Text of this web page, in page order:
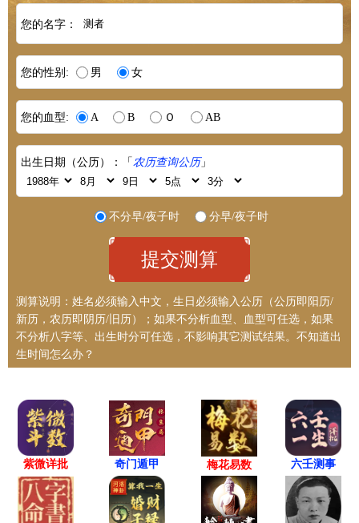
您的名字：
您的性别: 男 女
您的血型: A B Ｏ AB
出生日期（公历）：「 农历查询公历」
不分早/夜子时 分早/夜子时
测算说明：姓名必须输入中文，生日必须输入公历（公历即阳历/
新历，农历即阴历/旧历）；如果不分析血型、血型可任选，如果
不分析八字等、出生时分可任选，不影响其它测试结果。 不知道出
生时间怎么办？
紫微详批 奇门遁甲 梅花易数 六壬测事